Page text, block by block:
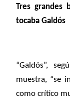
Tres grandes
tocaba Galdós
“Galdós”,
muestra, “se
como crítico